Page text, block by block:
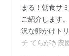
まる！朝食サ
ご紹介します
沢な卵かけト
チ てらがき農